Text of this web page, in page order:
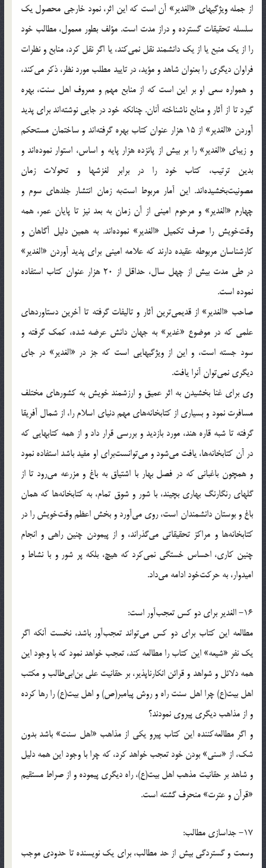
از جمله ویژگیهای «الغدیر» آن است که این اثر، نمود خارجی محصول یک
سلسله تحقیقات گسترده و دراز مدت است. مؤلف بطور معمول، مطالب خود
را از یک منبع یا از یک دانشمند نقل نمی‌کند، یا اگر نقل کرد، منابع و نظرات
فراوان دیگری را بعنوان شاهد و مؤید، در تایید مطلب مورد نظر، ذکر می‌کند،
و همواره سعی او بر این است که از منابع مهم و معروف اهل سنت، بهره
گیرد تا از آثار و منابع ناشناخته آنان. چنانکه خود در جایی نوشته‌اند برای پدید
آوردن «الغدیر» از 15 هزار عنوان کتاب بهره گرفته‌اند و ساختمان مستحکم
و زیبای «الغدیر» را بر بیش از پانزده هزار پایه و اساس، استوار نموده‌اند و
بدین ترتیب، کتاب خود را در برابر لغزشها و تحولات زمان
مصونیت‌بخشیده‌اند. این آمار مربوط است‌به زمان انتشار جلدهای سوم و
چهارم «الغدیر» و مرحوم امینی از آن زمان به بعد نیز تا پایان عمر، همه
وقت‌خویش را صرف تکمیل «الغدیر» نموده‌اند. به همین دلیل آگاهان و
کارشناسان مربوطه عقیده دارند که علامه امینی برای پدید آوردن «الغدیر»
در طی مدت بیش از چهل سال، حداقل از 20 هزار عنوان کتاب استفاده
نموده است.
صاحب «الغدیر» از قدیمی‌ترین آثار و تالیفات گرفته تا آخرین دستاوردهای
علمی که در موضوع «غدیر» به جهان دانش عرضه شده، کمک گرفته و
سود جسته است، و این از ویژگیهایی است که جز در «الغدیر» در جای
دیگری نمی‌توان آنرا یافت.
وی برای غنا بخشیدن به اثر عمیق و ارزشمند خویش به کشورهای مختلف
مسافرت نمود و بسیاری از کتابخانه‌های مهم دنیای اسلام را، از شمال آفریقا
گرفته تا شبه قاره هند، مورد بازدید و بررسی قرار داد و از همه کتابهایی که
در آن کتابخانه‌ها، یافت می‌شود و می‌توانست‌برای او مفید باشد استفاده نمود
و همچون باغبانی که در فصل بهار با اشتیاق به باغ و مزرعه می‌رود تا از
گلهای رنگارنگ بهاری بچیند، با شور و شوق تمام، به کتابخانه‌ها که همان
باغ و بوستان دانشمندان است، روی می‌آورد و بخش اعظم وقت‌خویش را در
کتابخانه‌ها و مراکز تحقیقاتی می‌گذراند، و از پیمودن چنین راهی و انجام
چنین کاری، احساس خستگی نمی‌کرد که هیچ، بلکه پر شور و با نشاط و
امیدوار، به حرکت‌خود ادامه می‌داد.
16- الغدیر برای دو کس تعجب‌آور است:
مطالعه این کتاب برای دو کس می‌تواند تعجب‌آور باشد، نخست آنکه اگر
یک نفر «شیعه‌» این کتاب را مطالعه کند، تعجب خواهد نمود که با وجود این
همه دلائل و شواهد و قرائن انکارناپذیر، بر حقانیت علی بن‌ابی‌طالب و مکتب
اهل بیت(ع) چرا اهل سنت راه و روش پیامبر(ص) و اهل بیت(ع) را رها کرده
و از مذاهب دیگری پیروی نمودند؟
و اگر مطالعه‌کننده این کتاب پیرو یکی از مذاهب «اهل سنت‌» باشد بدون
شک، از «سنی‌» بودن خود تعجب خواهد کرد، که چرا با وجود این همه دلیل
و شاهد بر حقانیت مذهب اهل بیت(ع)، راه دیگری پیموده و از صراط مستقیم
«قرآن و عترت‌» منحرف گشته است.
17- جداسازی مطالب:
وسعت و گستردگی بیش از حد مطالب، برای یک نویسنده تا حدودی موجب